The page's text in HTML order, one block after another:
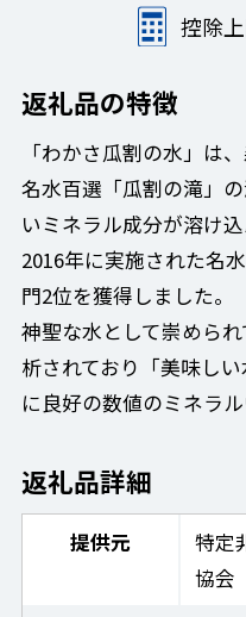
控除
返礼品の特徴
「わかさ瓜割の水」は
名水百選「瓜割の滝」
いミネラル成分が溶け込
2016年に実施された名
門2位を獲得しました。
神聖な水として崇めら
析されており「美味し
に良好の数値のミネラル
返礼品詳細
提供元
特定
協会